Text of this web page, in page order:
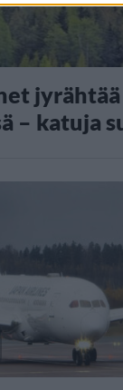
– katuja